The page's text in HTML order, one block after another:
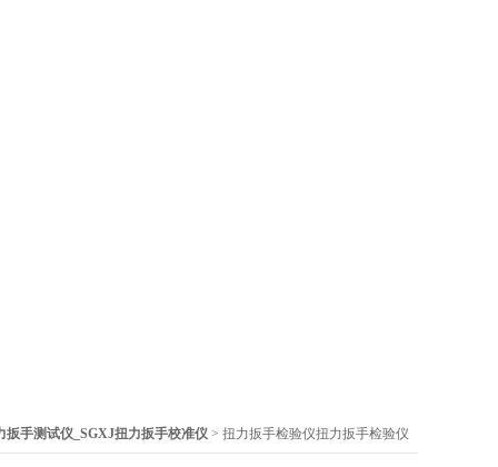
扳手测试仪_SGXJ扭力扳手校准仪 > 扭力扳手检验仪扭力扳手检验仪